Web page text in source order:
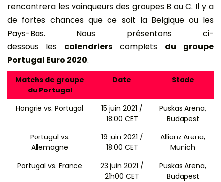
rencontrera les vainqueurs des groupes B ou C. Il y a
de fortes chances que ce soit la Belgique ou les
Pays-Bas. Nous présentons ci-
dessous les calendriers complets du groupe
Portugal Euro 2020.
Matchs de groupe
du Portugal
Date Stade
Hongrie vs. Portugal
15 juin 2021 /
18:00 CET
Puskas Arena,
Budapest
Portugal vs.
Allemagne
19 juin 2021 /
18:00 CET
Allianz Arena,
Munich
Portugal vs. France
23 juin 2021 /
21h00 CET
Puskas Arena,
Budapest